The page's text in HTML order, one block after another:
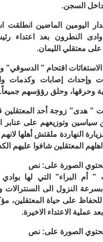
داخل السجن.
النطرون بعد اعتداء
على معتقلي الليمان.
اقتحام ” الدسوقي”
وإحداث إصابات وكدمات
وحرقها، وحلق رؤؤسهم جميعاً.
” هدى” زوجة أحد المعتقلين
سياسين وتوزيعهم على عنابر
النهاردة ملقتش أهلها
المعتقلين شافوا عليهم
أم البراء” التي لها بوادي
بسرعة النزول الى
عملية الاعتداء الاخيرة.